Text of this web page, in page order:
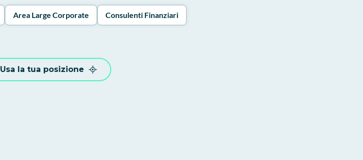
Area Large Corporate Consulenti Finanziari
Usa la tua posizione